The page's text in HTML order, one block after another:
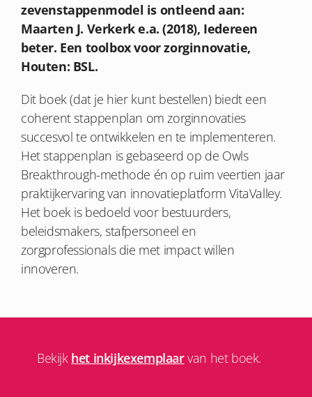
zevenstappenmodel is ontleend aan:
Maarten J. Verkerk e.a. (2018), Iedereen
beter. Een toolbox voor zorginnovatie,
Houten: BSL.
Dit boek (dat je hier kunt bestellen) biedt een
coherent stappenplan om zorginnovaties
succesvol te ontwikkelen en te implementeren.
Het stappenplan is gebaseerd op de Owls
Breakthrough-methode én op ruim veertien jaar
praktijkervaring van innovatieplatform VitaValley.
Het boek is bedoeld voor bestuurders,
beleidsmakers, stafpersoneel en
zorgprofessionals die met impact willen
innoveren.
Bekijk het inkijkexemplaarvan het boek.